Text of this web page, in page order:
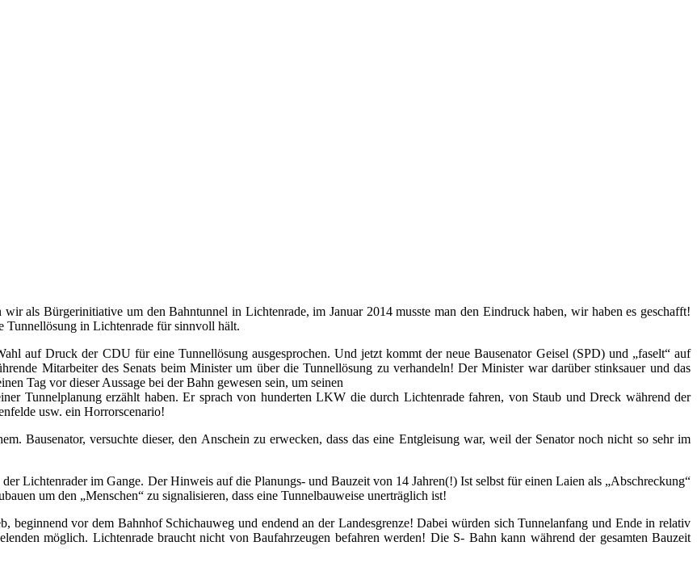
als Bürgerinitiative um den Bahntunnel in Lichtenrade, im Januar 2014 musste man den Eindruck haben, wir haben es geschafft!
Tunnellösung in Lichtenrade für sinnvoll hält.
auf Druck der CDU für eine Tunnellösung ausgesprochen. Und jetzt kommt der neue Bausenator Geisel (SPD) und „faselt“ auf
Mitarbeiter des Senats beim Minister um über die Tunnellösung zu verhandeln! Der Minister war darüber stinksauer und das
Tag vor dieser Aussage bei der Bahn gewesen sein, um seinen
Tunnelplanung erzählt haben. Er sprach von hunderten LKW die durch Lichtenrade fahren, von Staub und Dreck während der
usw. ein Horrorscenario!
Bausenator, versuchte dieser, den Anschein zu erwecken, dass das eine Entgleisung war, weil der Senator noch nicht so sehr im
Lichtenrader im Gange. Der Hinweis auf die Planungs- und Bauzeit von 14 Jahren(!) Ist selbst für einen Laien als „Abschreckung“
um den „Menschen“ zu signalisieren, dass eine Tunnelbauweise unerträglich ist!
beginnend vor dem Bahnhof Schichauweg und endend an der Landesgrenze! Dabei würden sich Tunnelanfang und Ende in relativ
möglich. Lichtenrade braucht nicht von Baufahrzeugen befahren werden! Die S- Bahn kann während der gesamten Bauzeit